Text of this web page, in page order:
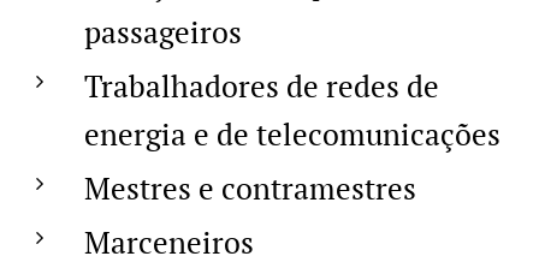
passageiros
Trabalhadores de redes de
energia e de telecomunicações
Mestres e contramestres
Marceneiros